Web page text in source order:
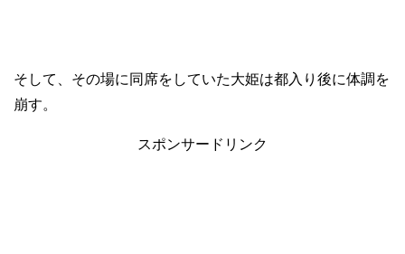
そして、その場に同席をしていた大姫は都入り後に体調を
崩す。
スポンサードリンク